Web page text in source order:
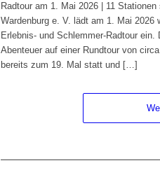
Radtour am 1. Mai 2026 | 11
Wardenburg e. V. lädt am 1. Mai 2026
Erlebnis- und Schlemmer-Radtour
Abenteuer auf einer Rundtour von
bereits zum 19. Mal statt und […]